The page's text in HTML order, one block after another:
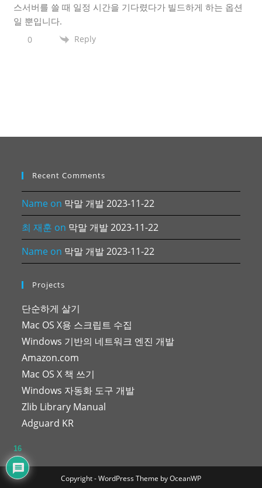
스서버를 쓸 때 일정 시간을 기다렸다가 빌드하게 하는 옵션
일 뿐입니다.
0 Reply
Recent Comments
Name on 막말 개발 2023-11-22
최 재훈 on 막말 개발 2023-11-22
Name on 막말 개발 2023-11-22
Projects
단순하게 살기
Mac OS X용 스크립트 수집
Windows 기반의 네트워크 엔진 개발
Amazon.com
Mac OS X 책 쓰기
Windows 자동화 도구 개발
Zlib Library Manual
Adguard KR
Copyright - WordPress Theme by OceanWP
16